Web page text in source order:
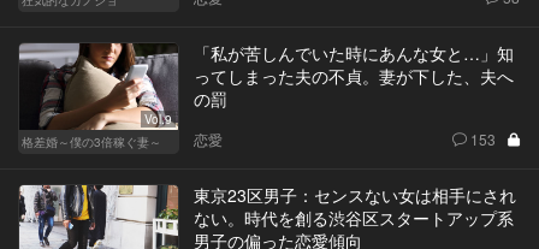
Vol.9
格差婚～僕の3倍稼ぐ妻～
「私が苦しんでいた時にあんな女と…」知
ってしまった夫の不貞。妻が下した、夫へ
の罰
恋愛 153
東京23区男子：センスない女は相手にされ
ない。時代を創る渋谷区スタートアップ系
男子の偏った恋愛傾向